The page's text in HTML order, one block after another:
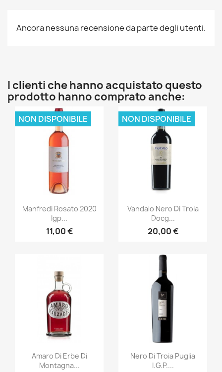
Ancora nessuna recensione da parte degli utenti.
I clienti che hanno acquistato questo
prodotto hanno comprato anche:
Anteprima
Manfredi Rosato 2020
Igp...
11,00 €
NON DISPONIBILE
Anteprima
Vandalo Nero Di Troia
Docg...
20,00 €
NON DISPONIBILE
Anteprima
Amaro Di Erbe Di
Montagna...
 Anteprima
Nero Di Troia Puglia
I.G.P....